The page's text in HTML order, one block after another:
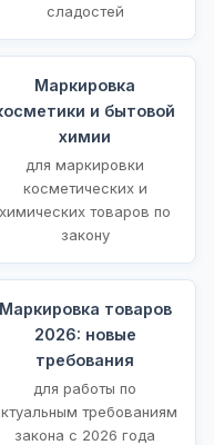
сладостей
Маркировка
и бытовой
химии
для маркировки
косметических и
химических товаров по
закону
Маркировка товаров
2026: новые
требования
для работы по
требованиям
закона с 2026 года